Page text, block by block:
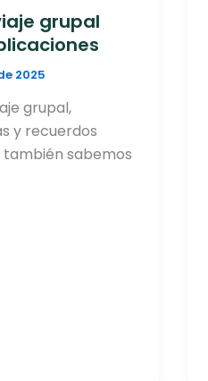
grupal
2025
grupal,
y recuerdos
sabemos